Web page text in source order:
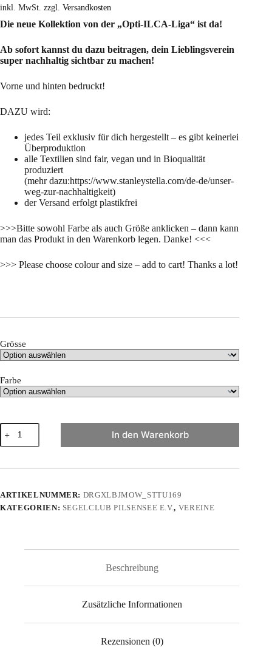
inkl. MwSt. zzgl. Versandkosten
Die neue Kollektion von der „Opti-ILCA-Liga“ ist da!
Ab sofort kannst du dazu beitragen, dein Lieblingsverein
super nachhaltig sichtbar zu machen!
Vorne und hinten bedruckt!
DAZU wird:
jedes Teil exklusiv für dich hergestellt – es gibt keinerlei
Überproduktion
alle Textilien sind fair, vegan und in Bioqualität
produziert
(mehr dazu:https://www.stanleystella.com/de-de/unser-
weg-zur-nachhaltigkeit)
der Versand erfolgt plastikfrei
>>>Bitte sowohl Farbe als auch Größe anklicken – dann kann
man das Produkt in den Warenkorb legen. Danke! <<<
>>> Please choose colour and size – add to cart! Thanks a lot!
Grösse
Farbe
Pilsensee.de
beidseitig
-
Organic
Shirt
In den Warenkorb
ARTIKELNUMMER: DRGXLBJMOW_STTU169
KATEGORIEN: SEGELCLUB PILSENSEE E.V., VEREINE
Beschreibung
Zusätzliche Informationen
Rezensionen (0)